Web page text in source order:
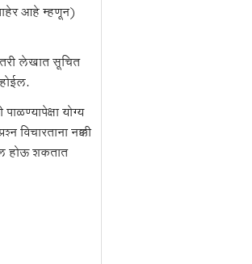
आहे म्हणून)
लेखात सूचित
योग्य
विचारताना नक्की
होऊ शकतात